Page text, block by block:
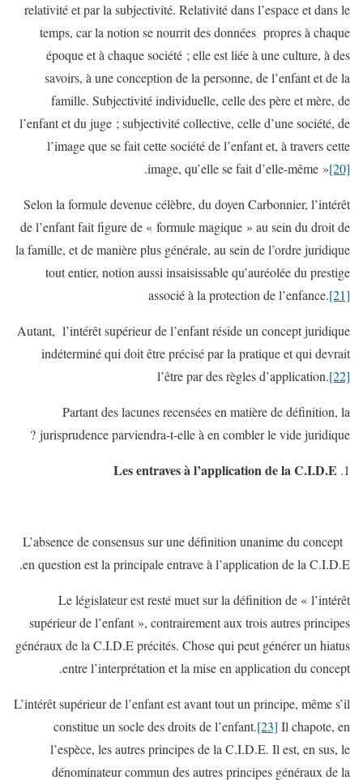
relativité et par la subjectivité. Relativité dans l’espace et dans le
temps, car la notion se nourrit des données propres à chaque
époque et à chaque société ; elle est liée à une culture, à des
savoirs, à une conception de la personne, de l’enfant et de la
famille. Subjectivité individuelle, celle des père et mère, de
l’enfant et du juge ; subjectivité collective, celle d’une société, de
l’image que se fait cette société de l’enfant et, à travers cette
image, qu’elle se fait d’elle-même »[20]
.
Selon la formule devenue célèbre, du doyen Carbonnier, l’intérêt
de l’enfant fait figure de « formule magique » au sein du droit de
la famille, et de manière plus générale, au sein de l’ordre juridique
tout entier, notion aussi insaisissable qu’auréolée du prestige
associé à la protection de l’enfance.[21]
Autant, l’intérêt supérieur de l’enfant réside un concept juridique
indéterminé qui doit être précisé par la pratique et qui devrait
l’être par des règles d’application.[22]
Partant des lacunes recensées en matière de définition, la
jurisprudence parviendra-t-elle à en combler le vide juridique ?
Les entraves à l’application de la C.I.D.E
L’absence de consensus sur une définition unanime du concept
en question est la principale entrave à l’application de la C.I.D.E.
Le législateur est resté muet sur la définition de « l’intérêt
supérieur de l’enfant », contrairement aux trois autres principes
généraux de la C.I.D.E précités. Chose qui peut générer un hiatus
entre l’interprétation et la mise en application du concept.
L’intérêt supérieur de l’enfant est avant tout un principe, même s’il
constitue un socle des droits de l’enfant.[23] Il chapote, en
l’espèce, les autres principes de la C.I.D.E. Il est, en sus, le
dénominateur commun des autres principes généraux de la